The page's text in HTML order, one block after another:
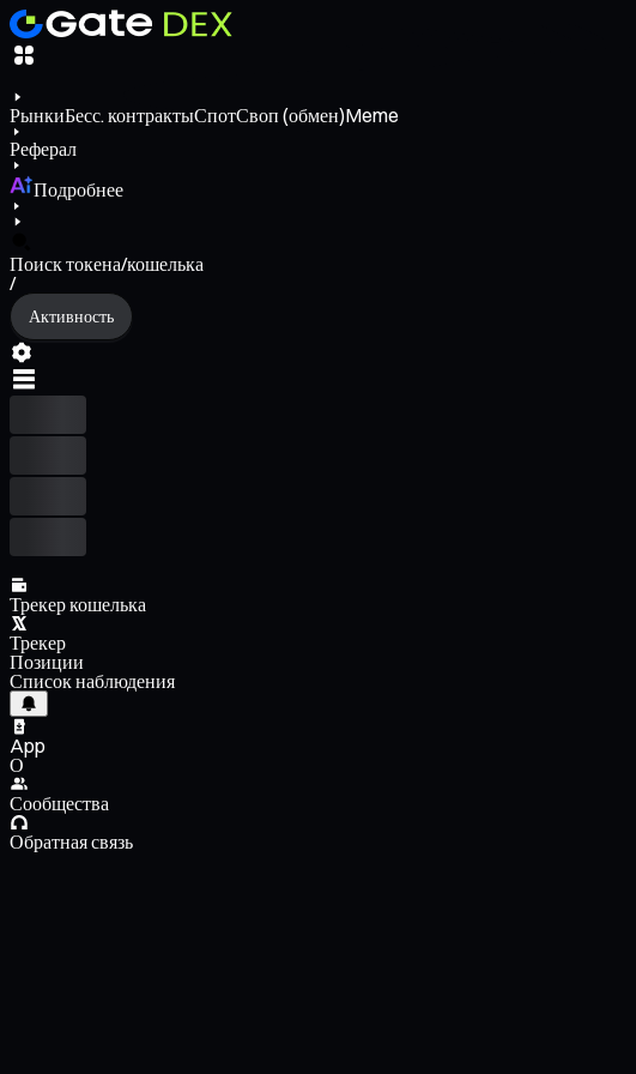
РынкиБесс. контрактыСпотСвоп (обмен)Meme
Реферал
Подробнее
Поиск токена/кошелька
/
Активность
Трекер кошелька
Трекер
Позиции
Список наблюдения
App
О
Сообщества
Обратная связь